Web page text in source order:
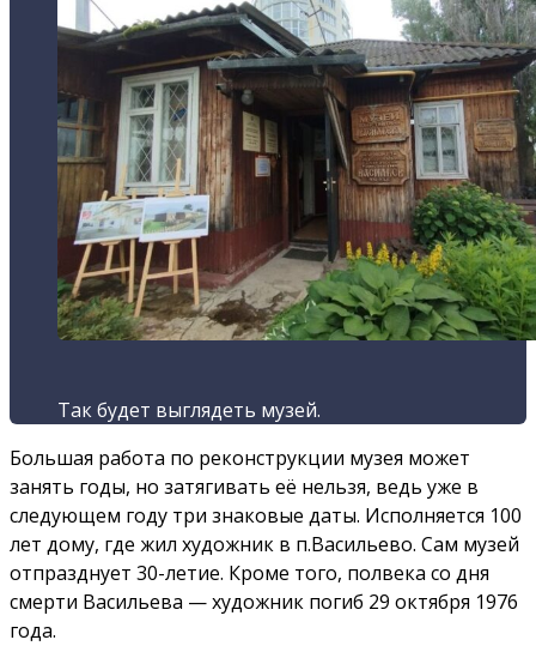
Так будет выглядеть музей.
Большая работа по реконструкции музея может
занять годы, но затягивать её нельзя, ведь уже в
следующем году три знаковые даты. Исполняется 100
лет дому, где жил художник в п.Васильево. Сам музей
отпразднует 30-летие. Кроме того, полвека со дня
смерти Васильева — художник погиб 29 октября 1976
года.